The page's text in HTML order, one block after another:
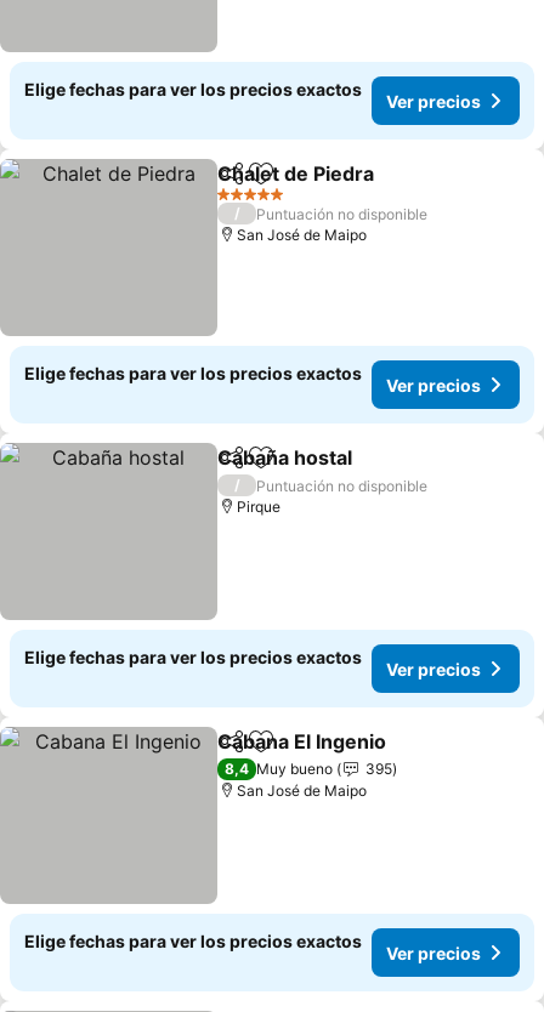
Elige fechas para ver los precios exactos
Ver precios
CompartirAgregar a favoritos
Chalet de Piedra
5 Estrellas
/
Puntuación no disponible
San José de Maipo
Elige fechas para ver los precios exactos
Ver precios
CompartirAgregar a favoritos
Cabaña hostal
/
Puntuación no disponible
Pirque
Elige fechas para ver los precios exactos
Ver precios
CompartirAgregar a favoritos
Cabana El Ingenio
8,4 Muy bueno
395
San José de Maipo
Elige fechas para ver los precios exactos
Ver precios